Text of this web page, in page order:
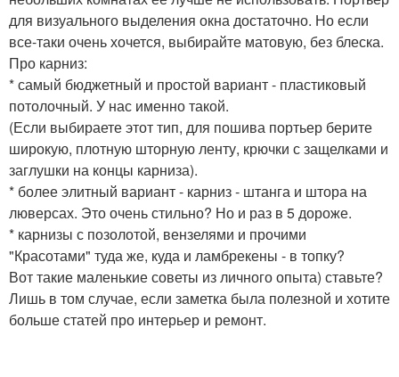
для визуального выделения окна достаточно. Но если
все-таки очень хочется, выбирайте матовую, без блеска.
Про карниз:
* самый бюджетный и простой вариант - пластиковый
потолочный. У нас именно такой.
(Если выбираете этот тип, для пошива портьер берите
широкую, плотную шторную ленту, крючки с защелками и
заглушки на концы карниза).
* более элитный вариант - карниз - штанга и штора на
люверсах. Это очень стильно? Но и раз в 5 дороже.
* карнизы с позолотой, вензелями и прочими
"Красотами" туда же, куда и ламбрекены - в топку?
Вот такие маленькие советы из личного опыта) ставьте?
Лишь в том случае, если заметка была полезной и хотите
больше статей про интерьер и ремонт.